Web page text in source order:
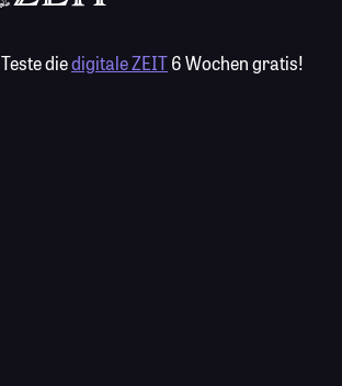
Teste diedigitale ZEIT6 Wochen gratis!